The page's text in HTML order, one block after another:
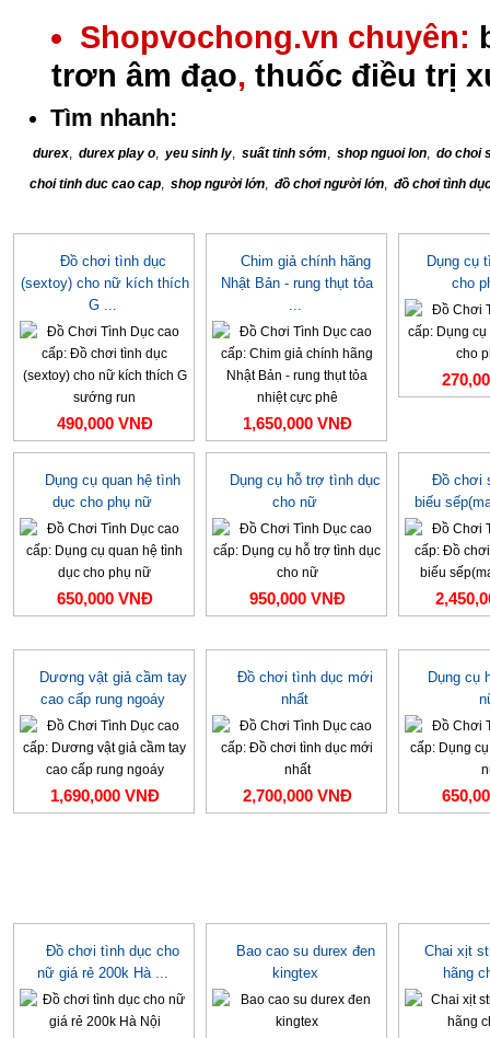
Shopvochong.vn chuyên:
trơn âm đạo, thuốc điều trị
Tìm nhanh:
durex, durex play o, yeu sinh ly, suất tinh sớm, shop nguoi lon, do choi
choi tinh duc cao cap, shop người lớn, đồ chơi người lớn, đồ chơi tình
Đồ chơi tình dục
(sextoy) cho nữ kích thích
G ...
490,000 VNĐ
Chim giả chính hãng
Nhật Bản - rung thụt tỏa
...
1,650,000 VNĐ
Dụng cụ
cho
Dụng cụ quan hệ tình
dục cho phụ nữ
650,000 VNĐ
Dụng cụ hỗ trợ tình dục
cho nữ
950,000 VNĐ
Đồ chơi
biếu
Dương vật giả cầm tay
cao cấp rung ngoáy
1,690,000 VNĐ
Đồ chơi tình dục mới
nhất
2,700,000 VNĐ
Dụng cụ
Đồ chơi tình dục cho
nữ giá rẻ 200k Hà ...
Bao cao su durex đen
kingtex
Chai xịt
hãng